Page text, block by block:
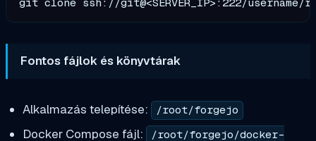
Fontos fájlok és könyvtárak
Alkalmazás telepítése: /root/forgejo
Docker Compose fájl:
/root/forgejo/docker-